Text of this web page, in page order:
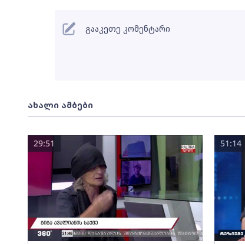
ახალი ამბები
29:51 51:14
გააკეთე კომენტარი